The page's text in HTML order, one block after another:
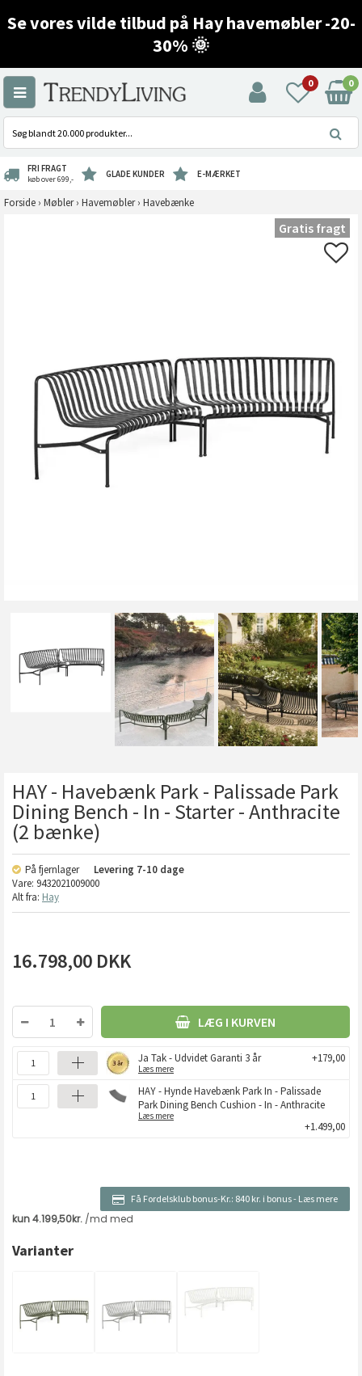
Se vores vilde tilbud på Hay havemøbler -20-
30% 🌞
0 0
FRI FRAGT
køb over 699,- GLADE KUNDER E-MÆRKET
Forside › Møbler› Havemøbler› Havebænke
Gratis fragt
HAY - Havebænk Park - Palissade Park
Dining Bench - In - Starter - Anthracite
(2 bænke)
På fjernlager Levering 7-10 dage
Vare: 9432021009000
Alt fra: Hay
16.798,00 DKK
LÆG I KURVEN
Ja Tak - Udvidet Garanti 3 år
Læs mere
+179,00
HAY - Hynde Havebænk Park In - Palissade
Park Dining Bench Cushion - In - Anthracite
Læs mere
+1.499,00
Få Fordelsklub bonus-Kr.: 840 kr. i bonus- Læs mere
Varianter